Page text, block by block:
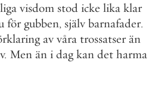
visdom stod icke lika klar
för gubben, själv barnafader.
av våra trossatser än
. Men än i dag kan det harma